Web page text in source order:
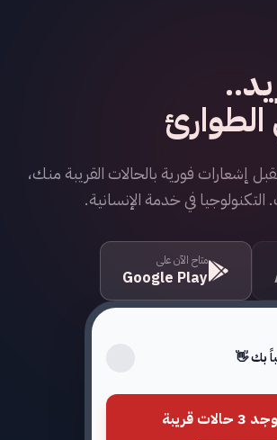
إشعارات فورية بالحالات القريبة منك،
في خدمة الإنسانية.
متاح الآن على
Google Play
بك 👋
حالات قريبة